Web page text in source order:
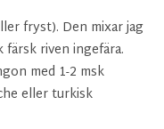
fryst). Den mixar jag
färsk riven ingefära.
med 1-2 msk
eller turkisk